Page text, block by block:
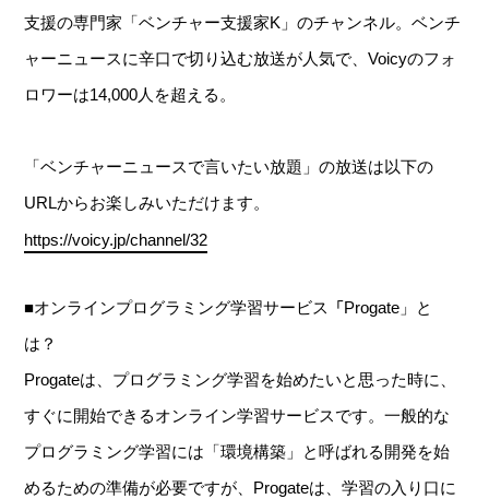
支援の専門家「ベンチャー支援家K」のチャンネル。ベンチ
ャーニュースに辛口で切り込む放送が人気で、Voicyのフォ
ロワーは14,000人を超える。
「ベンチャーニュースで言いたい放題」の放送は以下の
URLからお楽しみいただけます。
https://voicy.jp/channel/32
■オンラインプログラミング学習サービス 「Progate」と
は？
Progateは、プログラミング学習を始めたいと思った時に、
すぐに開始できるオンライン学習サービスです。一般的な
プログラミング学習には「環境構築」と呼ばれる開発を始
めるための準備が必要ですが、Progateは、学習の入り口に